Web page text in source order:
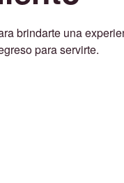
brindarte una
para servirte.